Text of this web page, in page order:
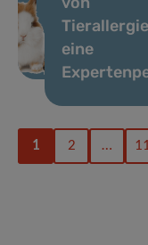
eine
1 2 …